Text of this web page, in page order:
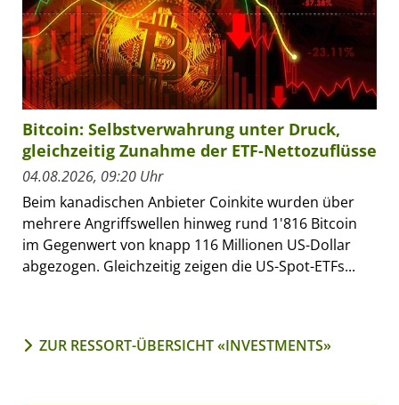
Bitcoin: Selbstverwahrung unter Druck,
gleichzeitig Zunahme der ETF-Nettozuflüsse
04.08.2026, 09:20 Uhr
Beim kanadischen Anbieter Coinkite wurden über
mehrere Angriffswellen hinweg rund 1'816 Bitcoin
im Gegenwert von knapp 116 Millionen US-Dollar
abgezogen. Gleichzeitig zeigen die US-Spot-ETFs...
ZUR RESSORT-ÜBERSICHT «INVESTMENTS»